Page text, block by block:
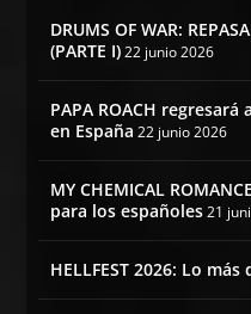
DRUMS OF WAR:
(PARTE I) 22 junio 2026
PAPA ROACH
en España 22 junio 2026
MY CHEMICAL
para los españoles 21
HELLFEST 2026: Lo más